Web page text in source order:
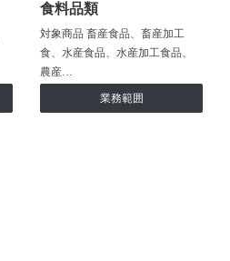
食料品類
対象商品 畜産食品、畜産加工
食、水産食品、水産加工食品、
農産…
業務範囲